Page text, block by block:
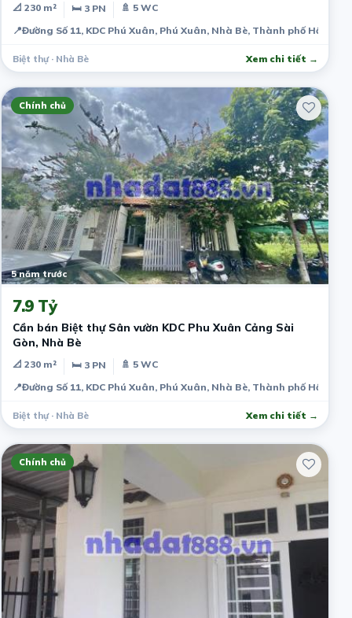
📐 230 m² 🛏 3 PN
🚿 5 WC
📍Đường Số 11, KDC Phú Xuân, Phú Xuân, Nhà Bè, Thành phố Hồ Chí
Biệt thự · Nhà Bè Xem chi tiết →
Chính chủ
5 năm trước
7.9 Tỷ
Cần bán Biệt thự Sân vườn KDC Phu Xuân Cảng Sài
Gòn, Nhà Bè
📐 230 m² 🛏 3 PN
🚿 5 WC
📍Đường Số 11, KDC Phú Xuân, Phú Xuân, Nhà Bè, Thành phố Hồ Chí
Biệt thự · Nhà Bè Xem chi tiết →
Chính chủ